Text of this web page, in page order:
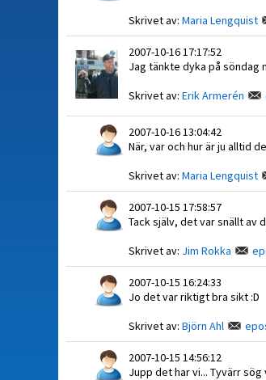
Skrivet av: Maria Lengquist
2007-10-16 17:17:52
Jag tänkte dyka på söndag
Skrivet av: Erik Armerén
2007-10-16 13:04:42
När, var och hur är ju alltid
Skrivet av: Maria Lengquist
2007-10-15 17:58:57
Tack själv, det var snällt av
Skrivet av: Jim Rokka
2007-10-15 16:24:33
Jo det var riktigt bra sikt :D
Skrivet av: Björn Ahl
2007-10-15 14:56:12
Jupp det har vi... Tyvärr